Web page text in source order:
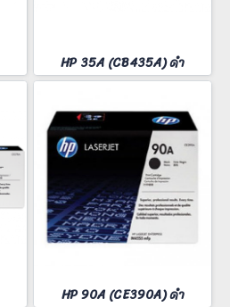
HP 35A (CB435A) ดำ
HP 90A (CE390A) ดำ